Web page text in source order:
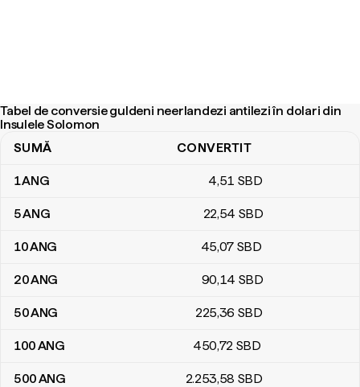
Tabel de conversie guldeni neerlandezi antilezi în dolari din
Insulele Solomon
Tabel de conversie guldeni neerlandezi antilezi în dolari din
SUMĂ CONVERTIT
1ANG 4,51 SBD
5ANG 22,54 SBD
10ANG 45,07 SBD
20ANG 90,14 SBD
50ANG 225,36 SBD
100ANG 450,72 SBD
500ANG 2.253,58 SBD